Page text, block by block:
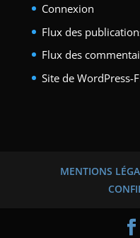
Connexion
Flux des
Flux des
Site de WordPress-
MENTIONS